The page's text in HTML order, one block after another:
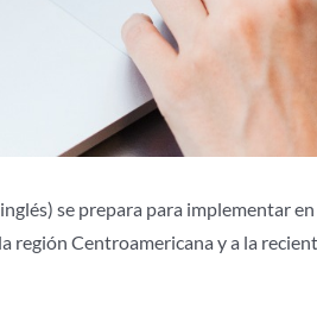
se prepara para implementar
Centroamericana y a la